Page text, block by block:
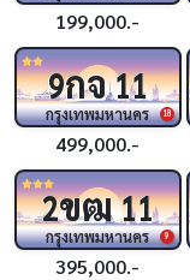
199,000.-
18
9กจ11
กรุงเทพมหานคร
499,000.-
9
2ขฒ11
กรุงเทพมหานคร
395,000.-